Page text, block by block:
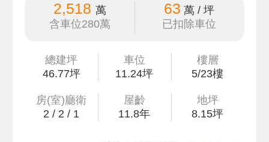
2,518 萬
含車位280萬
63 萬 / 坪
已扣除車位
總建坪
46.77坪
車位
11.24坪
樓層
5/23樓
房(室)廳衛
2 / 2 / 1
屋齡
11.8年
地坪
8.15坪